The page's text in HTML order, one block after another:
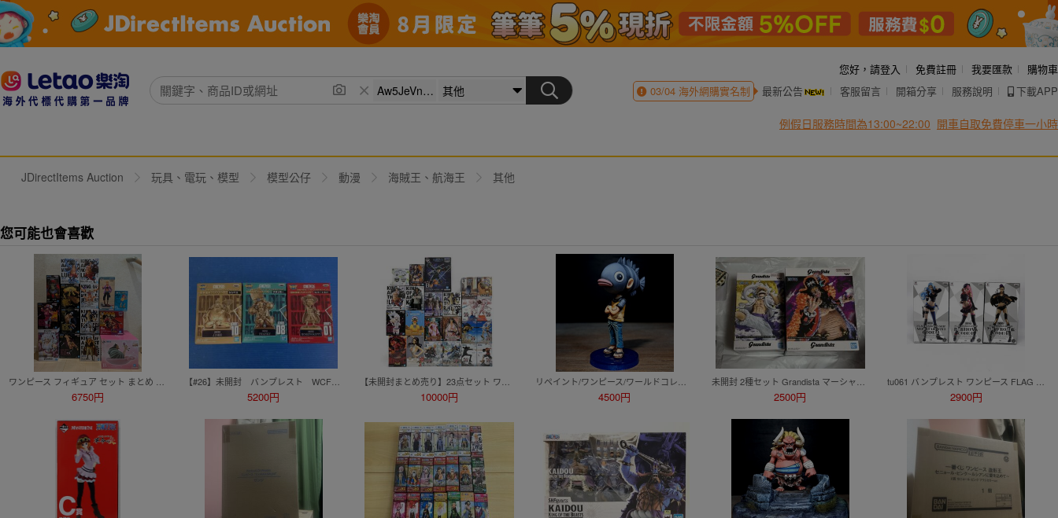
您好， 請登入 免費註冊 我要匯款
購物車
03/04海外網購實名制 最新公告 客服留言 開箱分享 服務說明 下載APP
例假日服務時間為13:00~22:00 開車自取免費停車一小時
JDirectItems Auction 玩具、電玩、模型 模型公仔 動漫 海賊王、航海王 其他
您可能也會喜歡
6750円 5200円 10000円 4500円 2500円 2900円